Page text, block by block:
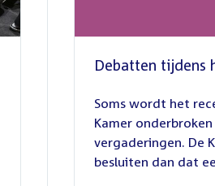
Debatten tijdens
juli
2026
Soms wordt het
Kamer
vergaderingen. De
besluiten dan dat